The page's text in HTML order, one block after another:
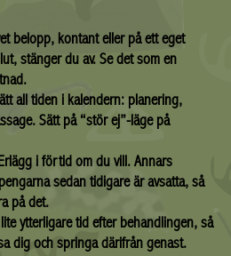
belopp, kontant eller på ett eget
stänger du av. Se det som en
all tiden i kalendern: planering,
Sätt på “stör ej”-läge på
i förtid om du vill. Annars
sedan tidigare är avsatta, så
på det.
ytterligare tid efter behandlingen, så
dig och springa därifrån genast.